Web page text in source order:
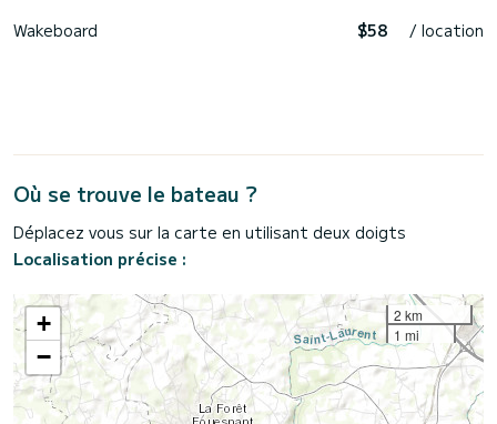
Wakeboard $58 / location
Où se trouve le bateau ?
Déplacez vous sur la carte en utilisant deux doigts
Localisation précise :
+
−
2 km
1 mi